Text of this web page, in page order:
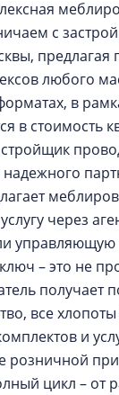
с
предлагая
любого
в
в стоимость
через
– это не
получает
все
и
розничной
цикл – от